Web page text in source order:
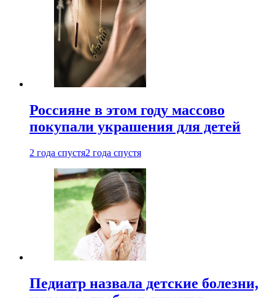
Россияне в этом году массово
покупали украшения для детей
2 года спустя2 года спустя
Педиатр назвала детские болезни,